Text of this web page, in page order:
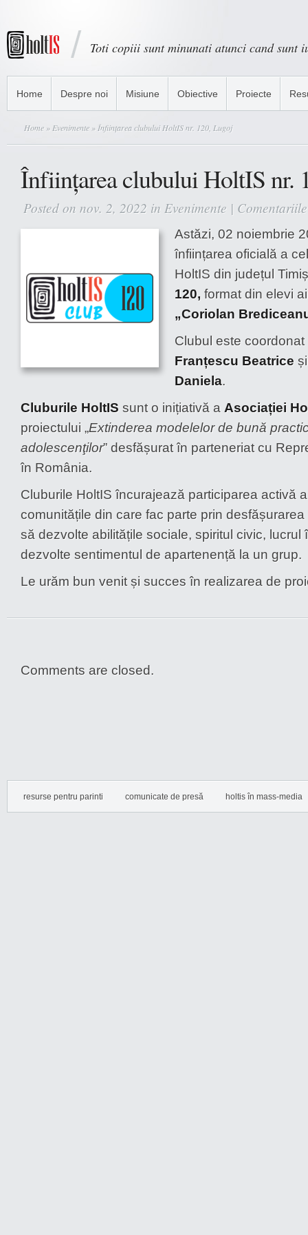
Toti copiii sunt minunati atunci cand sunt
Home Despre noi Misiune Obiective Proiecte
Home » Evenimente » Înființarea clubului HoltIS nr. 120, Lugoj
Înființarea clubului HoltIS nr.
Posted on nov. 2, 2022 in Evenimente |
Astăzi, 02 noiembrie
înființarea oficială a
HoltIS din județul
120, format din elevi
„Coriolan
Clubul este
Franțescu Beatrice
Daniela.
Cluburile HoltIS sunt o inițiativă a Asociației
proiectului „Extinderea modelelor de bună
adolescenţilor” desfășurat în parteneriat cu
în România.
Cluburile HoltIS încurajează participarea activă
comunitățile din care fac parte prin
să dezvolte abilitățile sociale, spiritul civic, lucrul
dezvolte sentimentul de apartenență la un grup.
Le urăm bun venit și succes în realizarea de
Comments are closed.
resurse pentru parinti comunicate de presă holtis în mass-media